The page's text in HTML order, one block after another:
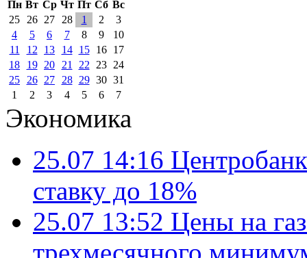
Пн Вт Ср Чт Пт Сб Вс
25
26 27 28 1 2
3
4
5 6 7 8 9
10
11
12 13 14 15 16
17
18
19 20 21 22 23
24
25
26 27 28 29 30 31
1
2 3 4 5 6 7
Экономика
25.07 14:16
ставку до 18%
25.07 13:52 Цены на
трехмесячного